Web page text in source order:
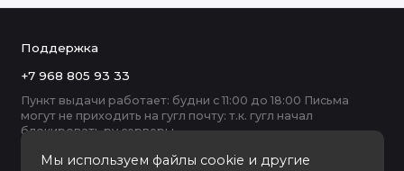
Мы используем файлы cookie и другие
Поддержка
+7 968 805 93 33
Пункт выдачи работает: будни с 11:00 до 18:00 Письма
могут не приходить на гугл почту: т.к. гугл начал
блокировать ру серверы